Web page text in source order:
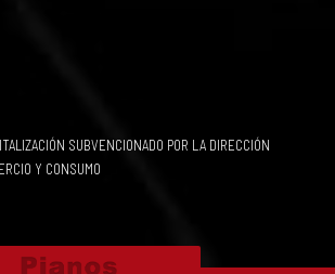
SUBVENCIONADO POR LA DIRECCIÓN
Y CONSUMO